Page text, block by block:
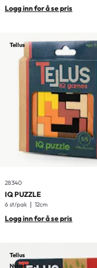
Logg inn for å se pris
Tellus
28340
IQ PUZZLE
6 st/pak 12cm
Logg inn for å se pris
Tellus
Nyhet